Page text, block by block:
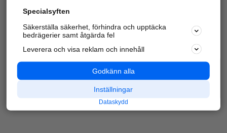
Specialsyften
Säkerställa säkerhet, förhindra och upptäcka
bedrägerier samt åtgärda fel
Leverera och visa reklam och innehåll
Godkänn alla
Inställningar
Dataskydd